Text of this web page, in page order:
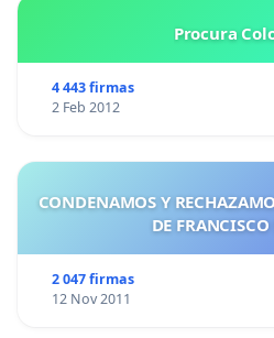
Procura
4 443 firmas
2 Feb 2012
CONDENAMOS Y
DE
2 047 firmas
12 Nov 2011